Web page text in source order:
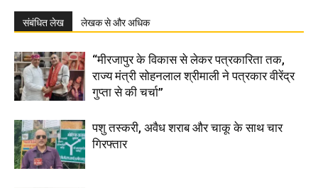
संबंधित लेख लेखक से और अधिक
“मीरजापुर के विकास से लेकर पत्रकारिता तक,
राज्य मंत्री सोहनलाल श्रीमाली ने पत्रकार वीरेंद्र
गुप्ता से की चर्चा”
पशु तस्करी, अवैध शराब और चाकू के साथ चार
गिरफ्तार